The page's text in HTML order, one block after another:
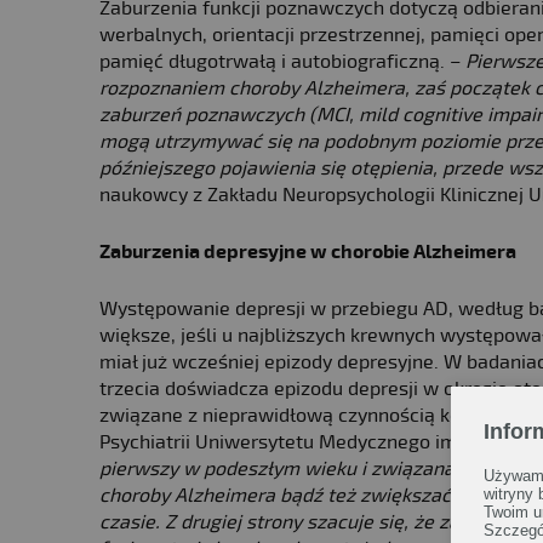
Zaburzenia funkcji poznawczych dotyczą
werbalnych, orientacji przestrzennej, pamięci
pamięć długotrwałą i autobiograficzną. –
rozpoznaniem choroby Alzheimera, zaś początek
zaburzeń poznawczych (MCI, mild cognitive
mogą utrzymywać się na podobnym poziomie
późniejszego pojawienia się otępienia, przede
naukowcy z Zakładu Neuropsychologii Klinicznej
Zaburzenia depresyjne w chorobie Alzheimera
Występowanie depresji w przebiegu AD, według
większe, jeśli u najbliższych krewnych
miał już wcześniej epizody depresyjne. W
trzecia doświadcza epizodu depresji w okresie
związane z nieprawidłową czynnością kory
Psychiatrii Uniwersytetu Medycznego im.
pierwszy w podeszłym wieku i związana z
choroby Alzheimera bądź też zwiększać
czasie. Z drugiej strony szacuje się, że
witryny
Twoim